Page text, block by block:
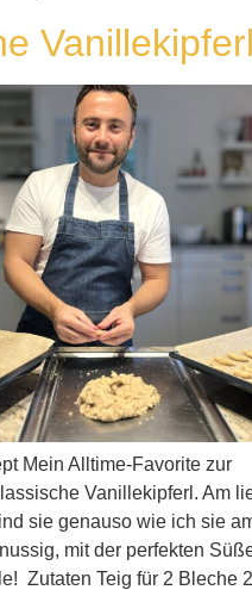
Vanillekipferl
Mein Alltime-Favorite zur
Vanillekipferl. Am
sie genauso wie ich sie
mit der perfekten
Zutaten Teig für 2 Bleche